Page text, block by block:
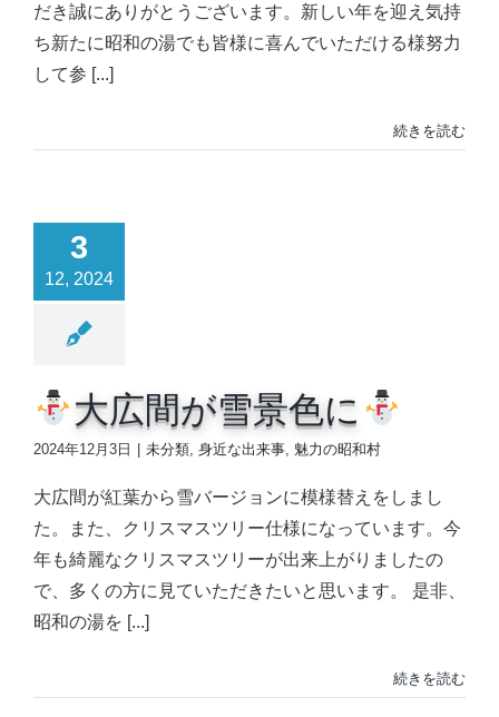
だき誠にありがとうございます。新しい年を迎え気持
ち新たに昭和の湯でも皆様に喜んでいただける様努力
して参 [...]
続きを読む
3
12, 2024
大広間が雪景色に
2024年12月3日 | 未分類 身近な出来事 魅力の昭和村
大広間が紅葉から雪バージョンに模様替えをしまし
た。また、クリスマスツリー仕様になっています。今
年も綺麗なクリスマスツリーが出来上がりましたの
で、多くの方に見ていただきたいと思います。 是非、
昭和の湯を [...]
続きを読む